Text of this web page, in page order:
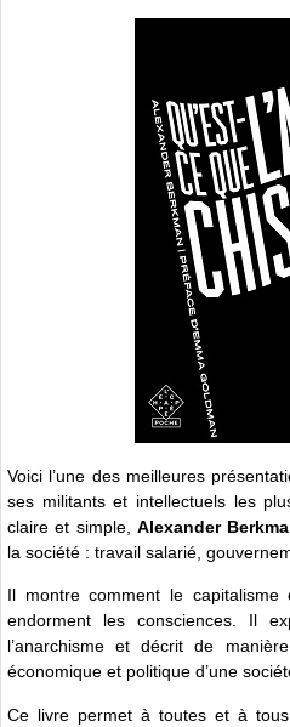
Voici l’une des meilleures
ses militants et intellectuels les
claire et simple, Alexander
la société : travail salarié,
Il montre comment le capitalisme
endorment les consciences. Il
l’anarchisme et décrit de
économique et politique d’une
Ce livre permet à toutes et à